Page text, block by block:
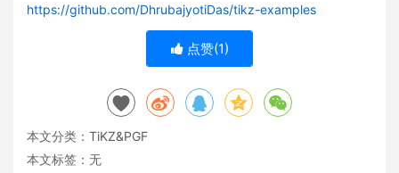
https://github.com/DhrubajyotiDas/tikz-examples
点赞(1)
本文分类： TiKZ&PGF
本文标签：无